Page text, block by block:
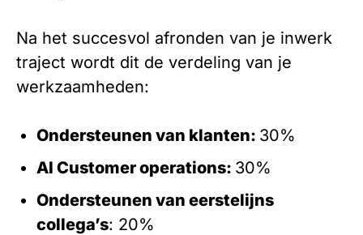
Na het succesvol afronden van je inwerk
traject wordt dit de verdeling van je
werkzaamheden:
Ondersteunen van klanten: 30%
AI Customer operations: 30%
Ondersteunen van eerstelijns
collega’s: 20%